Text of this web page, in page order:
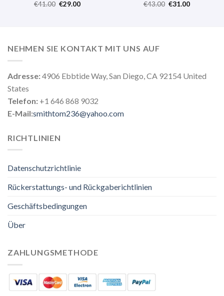
€41.00 €29.00
€43.00 €31.00
NEHMEN SIE KONTAKT MIT UNS AUF
Adresse:4906 Ebbtide Way, San Diego, CA 92154 United
States
Telefon: +1 646 868 9032
E-Mail:smithtom236@yahoo.com
RICHTLINIEN
Datenschutzrichtlinie
Rückerstattungs- und Rückgaberichtlinien
Geschäftsbedingungen
Über
ZAHLUNGSMETHODE